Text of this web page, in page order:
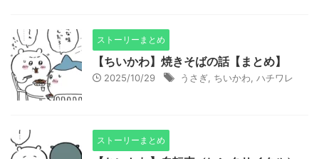
ストーリーまとめ
【ちいかわ】焼きそばの話【まとめ】
2025/10/29 うさぎ ちいかわ ハチワレ
ストーリーまとめ